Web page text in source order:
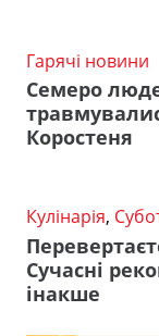
Гарячі новини
Семеро
Коростеня
Кулінарія,
Сучасні
інакше